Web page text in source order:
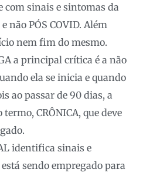
com sinais e sintomas da
não PÓS COVID. Além
nem fim do mesmo.
a principal crítica é a não
ela se inicia e quando
ao passar de 90 dias, a
CRÔNICA, que deve
identifica sinais e
sendo empregado para